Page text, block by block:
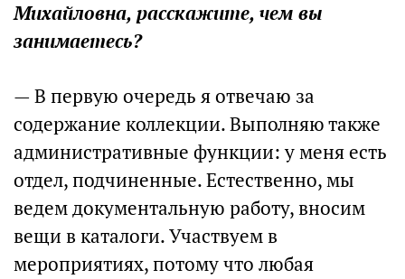
Михайловна, расскажите, чем вы
занимаетесь?
— В первую очередь я отвечаю за
содержание коллекции. Выполняю также
административные функции: у меня есть
отдел, подчиненные. Естественно, мы
ведем документальную работу, вносим
вещи в каталоги. Участвуем в
мероприятиях, потому что любая